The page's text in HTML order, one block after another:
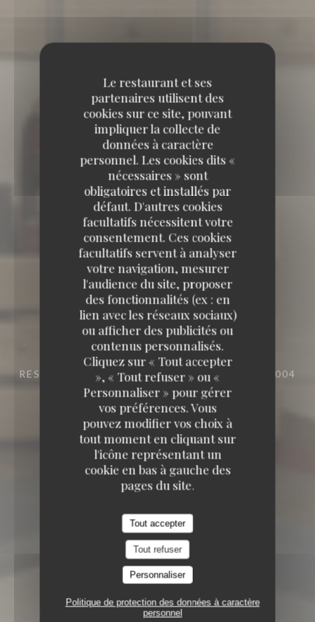
Le restaurant et ses
partenaires utilisent des
cookies sur ce site, pouvant
impliquer la collecte de
données à caractère
personnel. Les cookies dits «
nécessaires » sont
obligatoires et installés par
défaut. D'autres cookies
facultatifs nécessitent votre
consentement. Ces cookies
facultatifs servent à analyser
votre navigation, mesurer
l'audience du site, proposer
des fonctionnalités (ex : en
lien avec les réseaux sociaux)
ou afficher des publicités ou
contenus personnalisés.
Cliquez sur « Tout accepter
», « Tout refuser » ou «
Personnaliser » pour gérer
vos préférences. Vous
pouvez modifier vos choix à
tout moment en cliquant sur
l'icône représentant un
cookie en bas à gauche des
pages du site.
Tout accepter
Tout refuser
Personnaliser
Politique de protection des données à caractère
personnel
TAVLINE
RESTAURANT
25 RUE DU ROI DE SICILE 75004
PARIS
TAVLINE